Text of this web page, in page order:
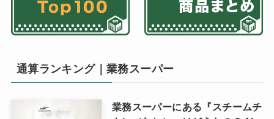
通算ランキング｜業務スーパー
業務スーパーにある『スチームチ